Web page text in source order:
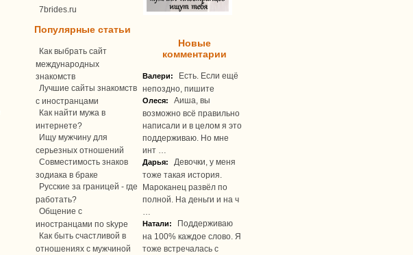
7brides.ru
Популярные статьи
Как выбрать сайт
международных
знакомств
Лучшие сайты знакомств
с иностранцами
Как найти мужа в
интернете?
Ищу мужчину для
серьезных отношений
Совместимость знаков
зодиака в браке
Русские за границей - где
работать?
Общение с
иностранцами по skype
Как быть счастливой в
отношениях с мужчиной
Новые
комментарии
Валери: Есть. Если ещё
непоздно, пишите
Олеся:
Аиша, вы
возможно всё правильно
написали и в целом я это
поддерживаю. Но мне
инт …
Дарья:
Девочки, у меня
тоже такая история.
Мароканец развёл по
полной. На деньги и на ч
Натали:
Поддерживаю
на 100% каждое слово. Я
тоже встречалась с